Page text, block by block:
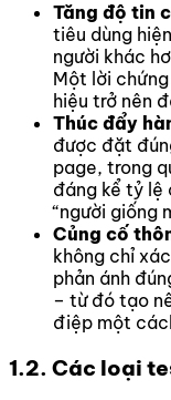
Tăng độ tin
tiêu dùng
người khác
Một lời
hiệu trở nên
Thúc đẩy
được đặt
page, trong
đáng kể tỷ lệ
“người giống
Củng cố
không chỉ
phản ánh
– từ đó tạo
điệp một
1.2. Các loại